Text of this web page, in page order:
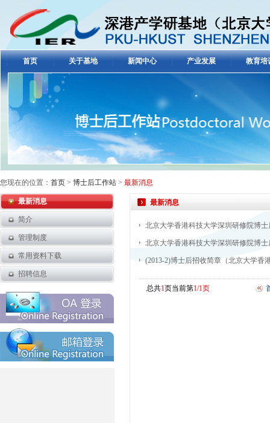
首页 关于基地 新闻中心 产业发展 教育培
您现在的位置： 首页 > 博士后工作站 > 最新消息
最新消息
北京大学香港科技大学深圳研修院博
北京大学香港科技大学深圳研修院博
(2013-2)博士后招收简章（北京大学香
总共1页当前第1/1页
最新消息
简介
管理制度
常用资料下载
招聘信息